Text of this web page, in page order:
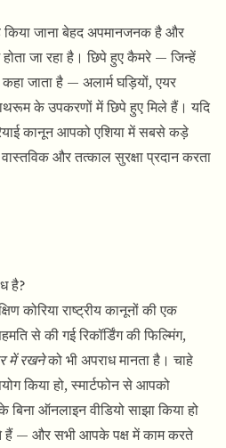
किया जाना बेहद अपमानजनक है और
जा रहा है। छिपे हुए कैमरे — जिन्हें
कहा जाता है — अलार्म घड़ियों, एयर
के उपकरणों में छिपे हुए मिले हैं। यदि
कानून आपको एशिया में सबसे कड़े
और तत्काल सुरक्षा प्रदान करता
है?
कोरिया राष्ट्रीय कानूनों की एक
से की गई रिकॉर्डिंग की फिल्मिंग,
में रखनेको भी अपराध मानता है। चाहे
किया हो, स्मार्टफोन से आपको
ऑनलाइन वीडियो साझा किया हो
हैं — और सभी आपके पक्ष में काम करते